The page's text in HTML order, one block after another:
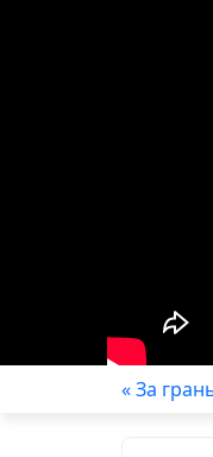
« За